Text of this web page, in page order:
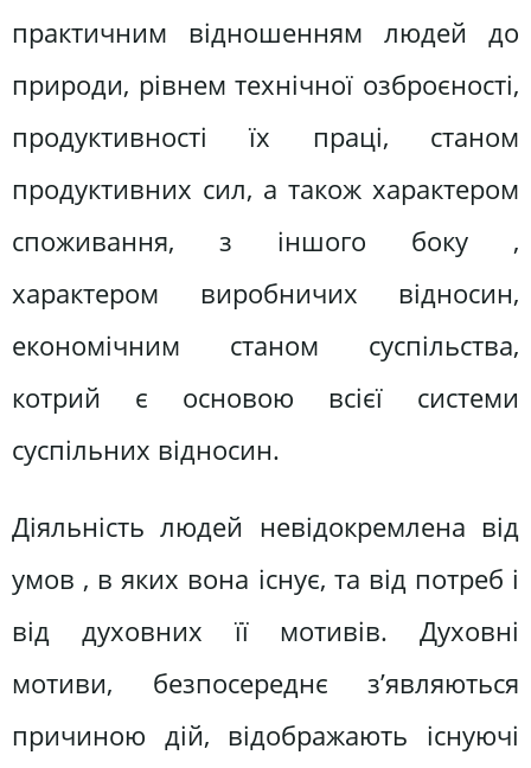
практичним відношенням людей до
природи, рівнем технічної озброєності,
продуктивності їх праці, станом
продуктивних сил, а також характером
споживання, з іншого боку ,
характером виробничих відносин,
економічним станом суспільства,
котрий є основою всієї системи
суспільних відносин.
Діяльність людей невідокремлена від
умов , в яких вона існує, та від потреб і
від духовних її мотивів. Духовні
мотиви, безпосереднє з’являються
причиною дій, відображають існуючі